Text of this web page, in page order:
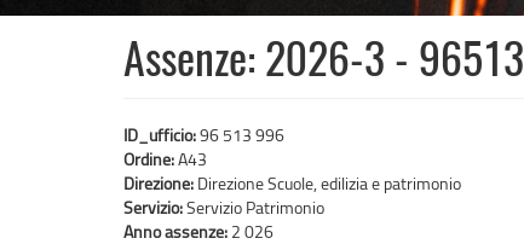
Assenze: 2026-3 -
ID_ufficio:96 513 996
Ordine:A43
Direzione: Direzione Scuole, edilizia e patrimonio
Servizio:Servizio Patrimonio
Anno assenze: 2 026